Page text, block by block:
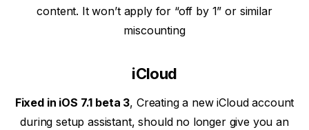
content. It won’t apply for “off by 1” or similar
miscounting
iCloud
Fixed in iOS 7.1 beta 3, Creating a new iCloud account
during setup assistant, should no longer give you an